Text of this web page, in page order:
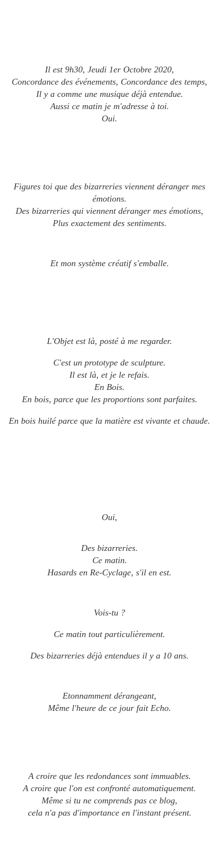
Il est 9h30, Jeudi 1er Octobre 2020,
Concordance des événements, Concordance des temps,
Il y a comme une musique déjà entendue.
Aussi ce matin je m'adresse à toi.
Oui.
Figures toi que des bizarreries viennent déranger mes
émotions.
Des bizarreries qui viennent déranger mes émotions,
Plus exactement des sentiments.
Et mon système créatif s'emballe.
L'Objet est là, posté à me regarder.
C'est un prototype de sculpture.
Il est là, et je le refais.
En Bois.
En bois, parce que les proportions sont parfaites.
​​​​​​​En bois huilé parce que la matière est vivante et chaude.
Oui,
Des bizarreries.
Ce matin.
Hasards en Re-Cyclage, s'il en est.
Vois-tu ?
Ce matin tout particulièrement.
Des bizarreries déjà entendues il y a 10 ans.
Etonnamment dérangeant,
Même l'heure de ce jour fait Echo.
A croire que les redondances sont immuables.
A croire que l'on est confronté automatiquement.
Même si tu ne comprends pas ce blog,
cela n'a pas d'importance en l'instant présent.